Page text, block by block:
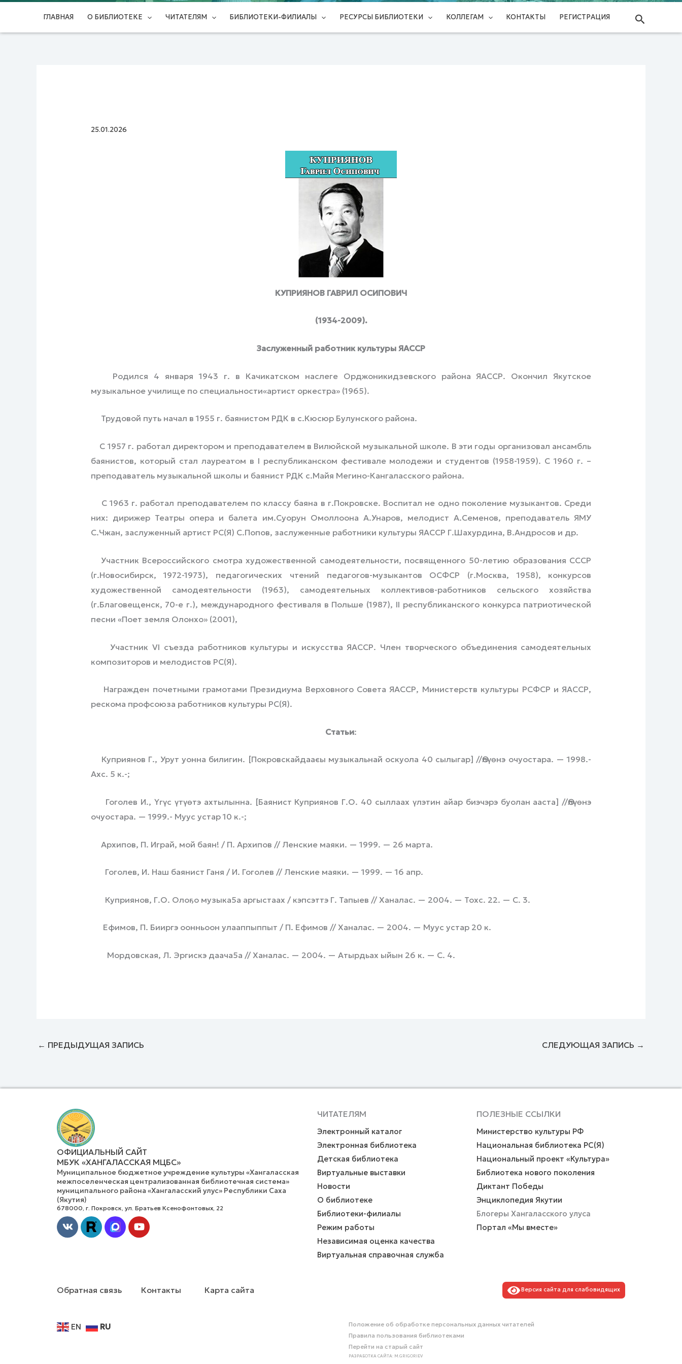
ГЛАВНАЯ О БИБЛИОТЕКЕ ЧИТАТЕЛЯМ БИБЛИОТЕКИ-ФИЛИАЛЫ РЕСУРСЫ БИБЛИОТЕКИ КОЛЛЕГАМ КОНТАКТЫ РЕГИСТРАЦИЯ Поиск
25.01.2026
КУПРИЯНОВ ГАВРИЛ ОСИПОВИЧ
(1934-2009).
Заслуженный работник культуры ЯАССР
Родился 4 января 1943 г. в Качикатском наслеге Орджоникидзевского района ЯАССР. Окончил Якутское
музыкальное училище по специальности«артист оркестра» (1965).
Трудовой путь начал в 1955 г. баянистом РДК в с.Кюсюр Булунского района.
С 1957 г. работал директором и преподавателем в Вилюйской музыкальной школе. В эти годы организовал ансамбль
баянистов, который стал лауреатом в I республиканском фестивале молодежи и студентов (1958-1959). С 1960 г. –
преподаватель музыкальной школы и баянист РДК с.Майя Мегино-Кангаласского района.
С 1963 г. работал преподавателем по классу баяна в г.Покровске. Воспитал не одно поколение музыкантов. Среди
них: дирижер Театры опера и балета им.Суорун Омоллоона А.Унаров, мелодист А.Семенов, преподаватель ЯМУ
С.Чжан, заслуженный артист РС(Я) С.Попов, заслуженные работники культуры ЯАССР Г.Шахурдина, В.Андросов и др.
Участник Всероссийского смотра художественной самодеятельности, посвященного 50-летию образования СССР
(г.Новосибирск, 1972-1973), педагогических чтений педагогов-музыкантов ОСФСР (г.Москва, 1958), конкурсов
художественной самодеятельности (1963), самодеятельных коллективов-работников сельского хозяйства
(г.Благовещенск, 70-е г.), международного фестиваля в Польше (1987), II республиканского конкурса патриотической
песни «Поет земля Олонхо» (2001),
Участник VI съезда работников культуры и искусства ЯАССР. Член творческого объединения самодеятельных
композиторов и мелодистов РС(Я).
Награжден почетными грамотами Президиума Верховного Совета ЯАССР, Министерств культуры РСФСР и ЯАССР,
рескома профсоюза работников культуры РС(Я).
Статьи:
Куприянов Г., Урут уонна билигин. [Покровскайдааєы музыкальнай оскуола 40 сылыгар] //Өлүөнэ очуостара. — 1998.-
Ахс. 5 к.-;
Гоголев И., Үгүс үтүөтэ ахтылынна. [Баянист Куприянов Г.О. 40 сыллаах үлэтин айар биэчэрэ буолан ааста] //Өлүөнэ
очуостара. — 1999.- Муус устар 10 к.-;
Архипов, П. Играй, мой баян! / П. Архипов // Ленские маяки. — 1999. — 26 марта.
Гоголев, И. Наш баянист Ганя / И. Гоголев // Ленские маяки. — 1999. — 16 апр.
Куприянов, Г.О. Олоҕо музыка5а аргыстаах / кэпсэттэ Г. Тапыев // Ханалас. — 2004. — Тохс. 22. — С. 3.
Ефимов, П. Бииргэ оонньоон улааппыппыт / П. Ефимов // Ханалас. — 2004. — Муус устар 20 к.
Мордовская, Л. Эргискэ даача5а // Ханалас. — 2004. — Атырдьах ыйын 26 к. — С. 4.
← ПРЕДЫДУЩАЯ ЗАПИСЬ СЛЕДУЮЩАЯ ЗАПИСЬ →
ОФИЦИАЛЬНЫЙ САЙТ
МБУК «ХАНГАЛАССКАЯ МЦБС»
Муниципальное бюджетное учреждение культуры «Хангаласская
межпоселенческая централизованная библиотечная система»
муниципального района «Хангаласский улус» Республики Саха
(Якутия)
678000, г. Покровск, ул. Братьев Ксенофонтовых, 22
Vk Youtube
ЧИТАТЕЛЯМ
Электронный каталог
Электронная библиотека
Детская библиотека
Виртуальные выставки
Новости
О библиотеке
Библиотеки-филиалы
Режим работы
Независимая оценка качества
Виртуальная справочная служба
ПОЛЕЗНЫЕ ССЫЛКИ
Министерство культуры РФ
Национальная библиотека РС(Я)
Национальный проект «Культура»
Библиотека нового поколения
Диктант Победы
Энциклопедия Якутии
Блогеры Хангаласского улуса
Портал «Мы вместе»
Обратная связь Контакты Карта сайта Версия сайта для слабовидящих
EN RU
Положение об обработке персональных данных читателей
Правила пользования библиотеками
Перейти на старый сайт
РАЗРАБОТКА САЙТА: M.GRIGORIEV